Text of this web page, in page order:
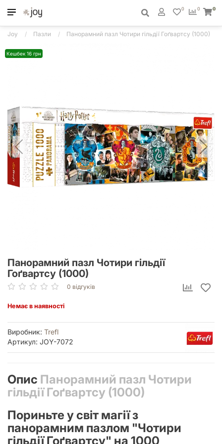
0
0 0
Joy Пазли Панорамний пазл Чотири гільдії Гоґвартсу (1000)
Кешбек 16 грн
Панорамний пазл Чотири гільдії
Гоґвартсу (1000)
0 відгуків
Немає в наявності
Виробник: Trefl
Артикул: JOY-7072
Опис Панорамний пазл Чотири
гільдії Гоґвартсу (1000)
Пориньте у світ магії з
панорамним пазлом "Чотири
гільдії Гоґвартсу" на 1000